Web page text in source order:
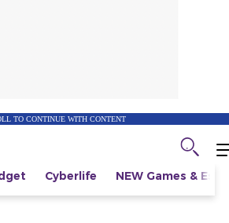
TO CONTINUE WITH CONTENT
Cyberlife NEW Games &